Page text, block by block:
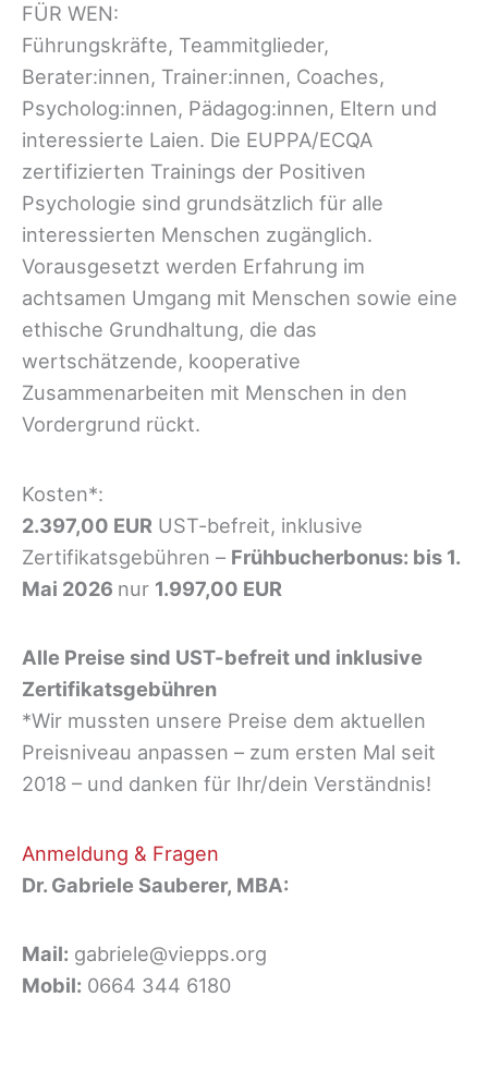
FÜR WEN:
Führungskräfte, Teammitglieder,
Berater:innen, Trainer:innen, Coaches,
Psycholog:innen, Pädagog:innen, Eltern und
interessierte Laien. Die EUPPA/ECQA
zertifizierten Trainings der Positiven
Psychologie sind grundsätzlich für alle
interessierten Menschen zugänglich.
Vorausgesetzt werden Erfahrung im
achtsamen Umgang mit Menschen sowie eine
ethische Grundhaltung, die das
wertschätzende, kooperative
Zusammenarbeiten mit Menschen in den
Vordergrund rückt.
Kosten*:
2.397,00 EUR UST-befreit, inklusive
Zertifikatsgebühren – Frühbucherbonus: bis 1.
Mai 2026 nur 1.997,00 EUR
Alle Preise sind UST-befreit und inklusive
Zertifikatsgebühren
*Wir mussten unsere Preise dem aktuellen
Preisniveau anpassen – zum ersten Mal seit
2018 – und danken für Ihr/dein Verständnis!
Anmeldung & Fragen
Dr. Gabriele Sauberer, MBA:
Mail: gabriele@viepps.org
Mobil: 0664 344 6180